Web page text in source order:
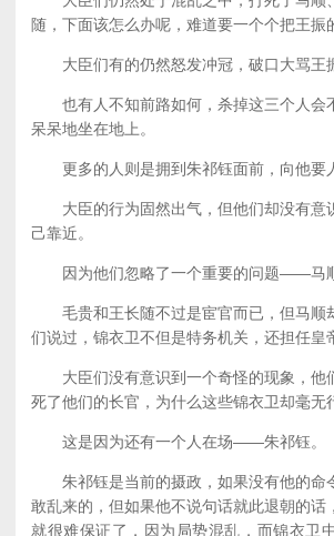
随，下面该怎么办呢，难道要一个个把王振
大臣们有的仍然怒发冲冠，破口大骂王
也有人不知前路如何，杀掉这三个人会
呆呆地坐在地上。
更多的人则是拥到朱祁钰面前，向他要
大臣的行为固然出气，但他们却没有意
己靠近。
因为他们忽略了一个重要的问题——马顺
毛贵和王长随不过是宦官而已，但马顺
们说过，锦衣卫不但是特务机关，还担任皇
大臣们没有意识到一个奇怪的现象，他
死了他们的长官，为什么这些锦衣卫却毫无
这是因为还有一个人在场——朱祁钰。
朱祁钰是当前的摄政，如果没有他的命
敢乱来的，但如果他不说句话就此退朝的话
就很难保证了，因为局势混乱，而锦衣卫